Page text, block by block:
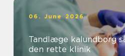
06. June 2026
Tandlæge kalundborg sådan vælger du
den rette klinik